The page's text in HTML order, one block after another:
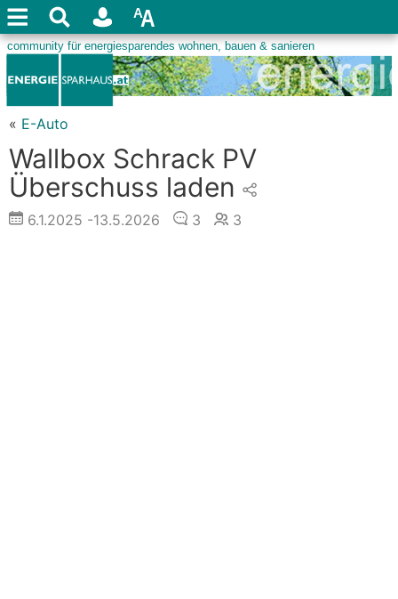
« E-Auto
Wallbox Schrack PV
Überschuss laden
6.1.2025 -13.5.2026 3 3